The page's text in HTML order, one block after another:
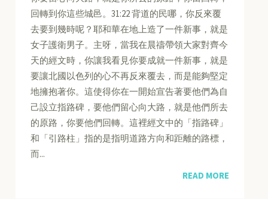
回轉到你這些城邑。31:22 背道的民哪，你反來覆
去要到幾時呢？耶和華在地上造了一件新事，就是
女子護衛男子。主呀，當我在晨禱帶領大家對齊今
天的經文時，你讓我看見你要成就一件新事，就是
要讓北國以色列的心不再反來覆去，而是能夠堅定
地擁抱著你。這使得你在一開始宣告著要他們為自
己設立指路碑，要他們留心向大路，就是他們所去
的原路，你要他們回轉。這裡經文中的「指路碑」
和「引路柱」指的是指明道路方向和距離的路標，
而...
READ MORE